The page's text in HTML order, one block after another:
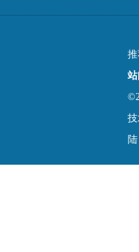
陆